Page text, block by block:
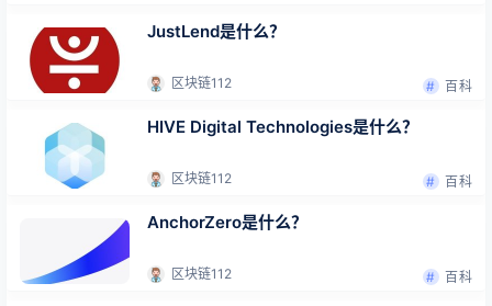
JustLend是什么？
区块链112 百科
HIVE Digital Technologies是什么？
区块链112 百科
AnchorZero是什么？
区块链112 百科